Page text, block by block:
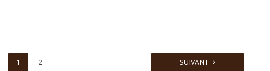
1 2 SUIVANT